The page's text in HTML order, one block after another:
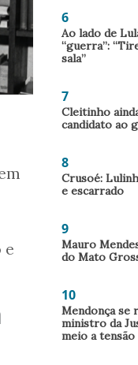
e
6
Ao lado de
“guerra”:
sala”
7
Cleitinho
candidato ao
8
Crusoé:
e escarrado
9
Mauro
do Mato
10
Mendonça se
ministro da
meio a tensão